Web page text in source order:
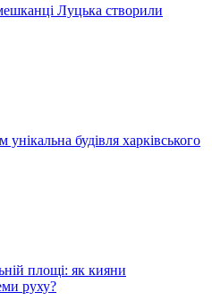
Луцька створили
будівля харківського
площі: як кияни
руху?